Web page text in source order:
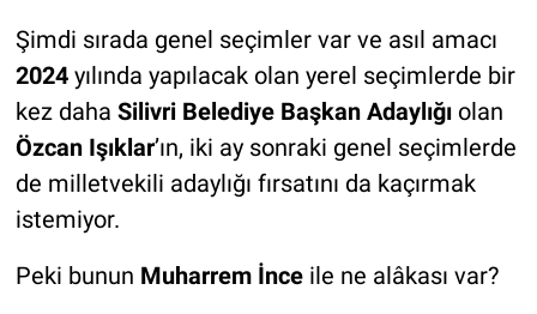
Şimdi sırada genel seçimler var ve asıl amacı
2024yılında yapılacak olan yerel seçimlerde bir
kez daha Silivri Belediye Başkan Adaylığı olan
Özcan Işıklar’ın, iki ay sonraki genel seçimlerde
de milletvekili adaylığı fırsatını da kaçırmak
istemiyor.
Peki bunun Muharrem İnce ile ne alâkası var?